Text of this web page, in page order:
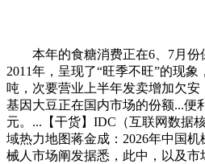
本年的食糖消费正在6、7月份
2011年，呈现了“旺季不旺”的现
吨，次要营业上半年发卖增加欠
基因大豆正在国内市场的份额...便
元。...【干货】IDC（互联网数据
域热力地图蒋金成：2026年中国
械人市场阐发据悉，此中，以及